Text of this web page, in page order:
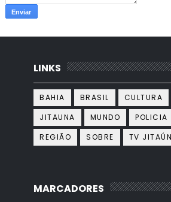
LINKS
BAHIA BRASIL CULTURA
JITAUNA
MUNDO POLICIA
REGIÃO
SOBRE TV
MARCADORES